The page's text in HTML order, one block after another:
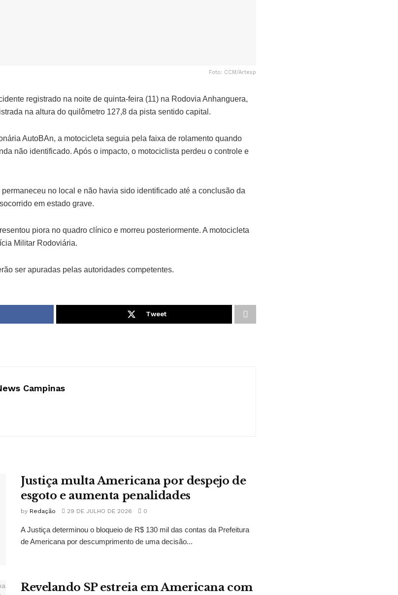
Foto: CCM/Artesp
registrado na noite de quinta-feira (11) na Rodovia Anhanguera,
na altura do quilômetro 127,8 da pista sentido capital.
AutoBAn, a motocicleta seguia pela faixa de rolamento quando
não identificado. Após o impacto, o motociclista perdeu o controle e
no local e não havia sido identificado até a conclusão da
em estado grave.
piora no quadro clínico e morreu posteriormente. A motocicleta
Militar Rodoviária.
ser apuradas pelas autoridades competentes.
Tweet
Campinas
Justiça multa Americana por despejo de
esgoto e aumenta penalidades
by Redação 29 DE JULHO DE 2026 0
A Justiça determinou o bloqueio de R$ 130 mil das contas da Prefeitura
de Americana por descumprimento de uma decisão...
Revelando SP estreia em Americana com